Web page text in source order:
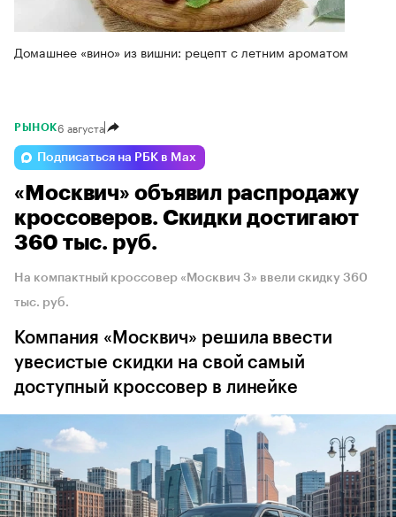
Домашнее «вино» из вишни: рецепт с летним ароматом
РЫНОК6 августа
Подписаться на РБК в Max
«Москвич» объявил распродажу
кроссоверов. Скидки достигают
360 тыс. руб.
На компактный кроссовер «Москвич 3» ввели скидку 360
тыс. руб.
Компания «Москвич» решила ввести
увесистые скидки на свой самый
доступный кроссовер в линейке